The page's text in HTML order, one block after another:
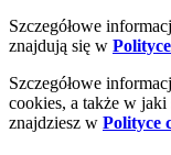
Szczegółowe
znajdują się w
Szczegółowe
cookies, a także w
znajdziesz w Polityce